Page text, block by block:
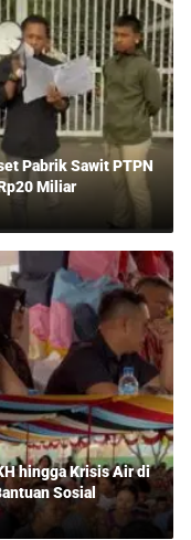
Pabrik Sawit PTPN
Miliar
hingga Krisis Air di
Sosial